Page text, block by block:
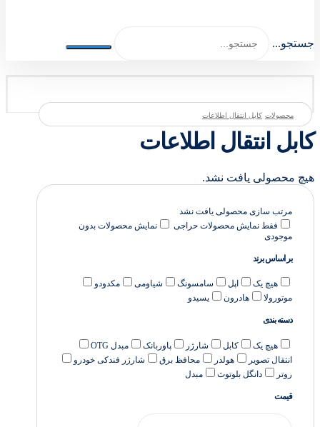
جستجو...
محصولات کابل انتقال اطلاعات
کابل انتقال اطلاعات
هیچ محصولی یافت نشد.
مرتب سازی محصولی یافت نشد
فقط نمایش محصولات حراجی
نمایش محصولات بدون
موجودی
بر اساس برند
هیچ یک اپل سامسونگ شیاومی
مکدودو
موتورولا
هادرون یسیدو
دسته بندی
هیچ یک کابل شارژر پاوربانک
مبدل OTG
انتقال تصویر
هولدر محافظ برق
شارژر فندکی خودرو
روتر
دانگل بلوتوث مبدل
قیمت